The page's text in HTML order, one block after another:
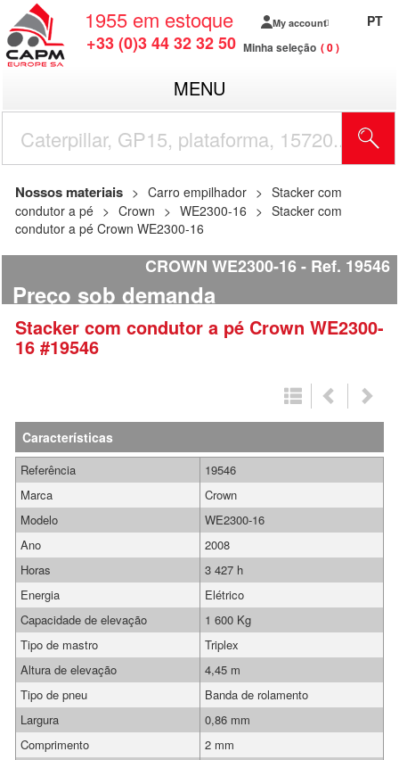
1955 em estoque
+33 (0)3 44 32 32 50
My account
Minha seleção 0
PT
MENU
Nossos materiais Carro empilhador
Stacker com
condutor a pé
Crown WE2300-16
Stacker com
condutor a pé Crown WE2300-16
CROWN WE2300-16 Ref. 19546
Preço sob demanda
Stacker com condutor a pé Crown WE2300-
16 #19546
Características
Referência
19546
Marca
Crown
Modelo
WE2300-16
Ano
2008
Horas
3 427 h
Energia
Elétrico
Capacidade de elevação
1 600 Kg
Tipo de mastro
Triplex
Altura de elevação
4,45 m
Tipo de pneu
Banda de rolamento
Largura
0,86 mm
Comprimento
2 mm